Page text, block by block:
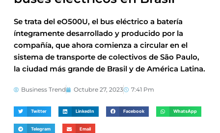
Se trata del eO500U, el bus eléctrico a batería
íntegramente desarrollado y producido por la
compañía, que ahora comienza a circular en el
sistema de transporte de colectivos de São Paulo,
la ciudad más grande de Brasil y de América Latina.
Business Trend Octubre 27, 2023 7:41 Pm
Twitter LinkedIn Facebook WhatsApp
Telegram Email